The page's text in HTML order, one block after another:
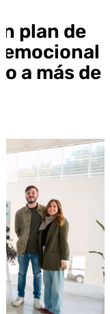
plan de
emocional
a más de